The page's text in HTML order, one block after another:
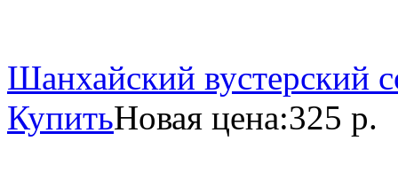
Шанхайский вустерский
КупитьНовая цена:325 р.